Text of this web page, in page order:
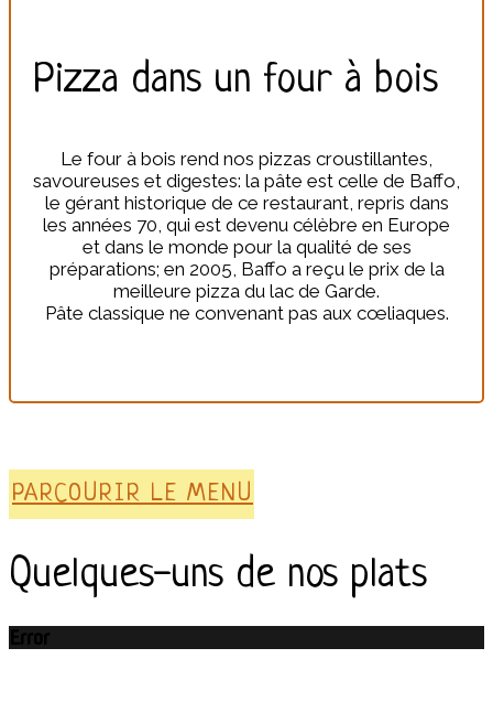
Pizza dans un four à bois
Le four à bois rend nos pizzas croustillantes,
savoureuses et digestes: la pâte est celle de Baffo,
le gérant historique de ce restaurant, repris dans
les années 70, qui est devenu célèbre en Europe
et dans le monde pour la qualité de ses
préparations; en 2005, Baffo a reçu le prix de la
meilleure pizza du lac de Garde.
Pâte classique ne convenant pas aux cœliaques.
PARCOURIR LE MENU
Quelques-uns de nos plats
Error